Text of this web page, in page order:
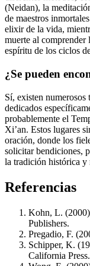
(Neidan), la
de maestros
elixir de la vida,
muerte al comprender
espíritu de los ciclos
¿Se pueden
Sí, existen numerosos
dedicados
probablemente el
Xi’an. Estos lugares
oración, donde los
solicitar bendiciones,
la tradición histórica y
Referencias
Kohn, L.
Publishers.
Pregadio, F.
Schipper, K.
California Press.